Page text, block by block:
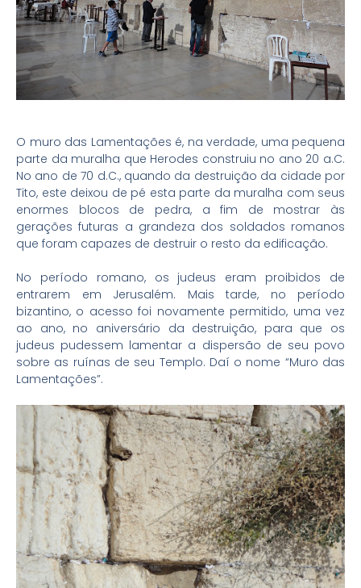
O muro das Lamentações é, na verdade, uma pequena
parte da muralha que Herodes construiu no ano 20 a.C.
No ano de 70 d.C., quando da destruição da cidade por
Tito, este deixou de pé esta parte da muralha com seus
enormes blocos de pedra, a fim de mostrar às
gerações futuras a grandeza dos soldados romanos
que foram capazes de destruir o resto da edificação.
No período romano, os judeus eram proibidos de
entrarem em Jerusalém. Mais tarde, no período
bizantino, o acesso foi novamente permitido, uma vez
ao ano, no aniversário da destruição, para que os
judeus pudessem lamentar a dispersão de seu povo
sobre as ruínas de seu Templo. Daí o nome “Muro das
Lamentações”.